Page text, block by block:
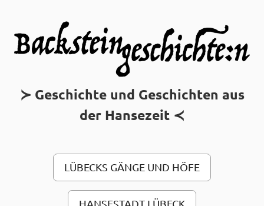
MAIN MENU
Geschichte und Geschichten aus
der Hansezeit
LÜBECKS GÄNGE UND HÖFE